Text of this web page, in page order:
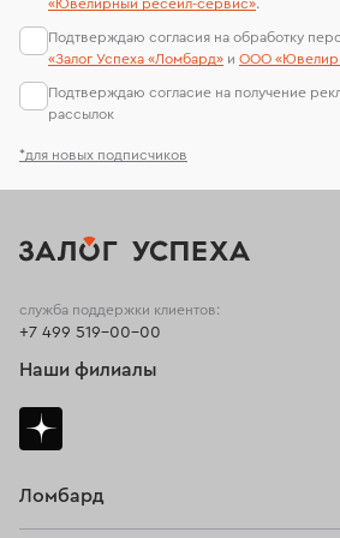
*для новых подписчиков
«Ювелирный ресейл-сервиc».
Подтверждаю согласия на обработку
«Залог Успеха «Ломбард» и ООО
Подтверждаю согласие на получение
рассылок
Ломбард
служба поддержки клиентов:
+7 499 519-00-00
Наши филиалы